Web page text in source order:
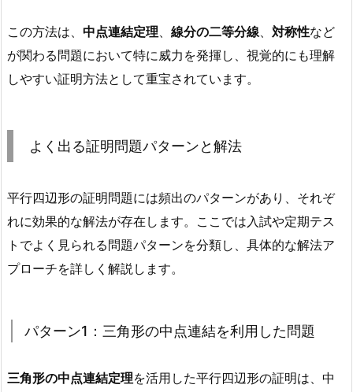
この方法は、 中点連結定理 線分の二等分線 対称性など
が関わる問題において特に威力を発揮し、視覚的にも理解
しやすい証明方法として重宝されています。
よく出る証明問題パターンと解法
平行四辺形の証明問題には頻出のパターンがあり、それぞ
れに効果的な解法が存在します。ここでは入試や定期テス
トでよく見られる問題パターンを分類し、具体的な解法ア
プローチを詳しく解説します。
パターン1：三角形の中点連結を利用した問題
三角形の中点連結定理を活用した平行四辺形の証明は、中